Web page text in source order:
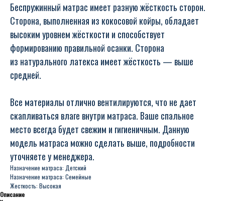
Беспружинный матрас имеет разную жёсткость сторон.
Сторона, выполненная из кокосовой койры, обладает
высоким уровнем жёсткости и способствует
формированию правильной осанки. Сторона
из натурального латекса имеет жёсткость — выше
средней.
Все материалы отлично вентилируются, что не дает
скапливаться влаге внутри матраса. Ваше спальное
место всегда будет свежим и гигиеничным. Данную
модель матраса можно сделать выше, подробности
уточняете у менеджера.
Назначение матраса: Детский
Назначение матраса: Семейные
Жесткость: Высокая
Описание